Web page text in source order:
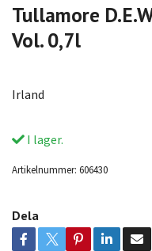
Tullamore
Vol. 0,7l
Irland
I lager.
Artikelnummer: 606430
Dela